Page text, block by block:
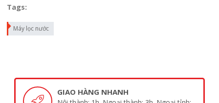
Tags:
Máy lọc nước
GIAO HÀNG NHANH